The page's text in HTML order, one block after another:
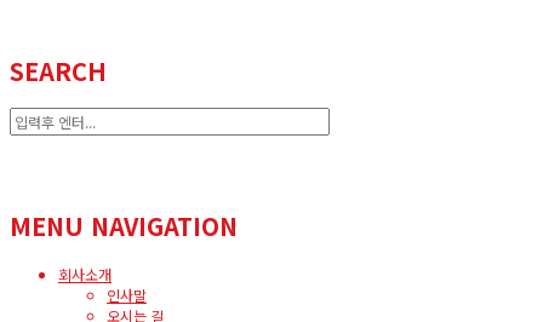
SEARCH
MENU NAVIGATION
회사소개
인사말
오시는 길